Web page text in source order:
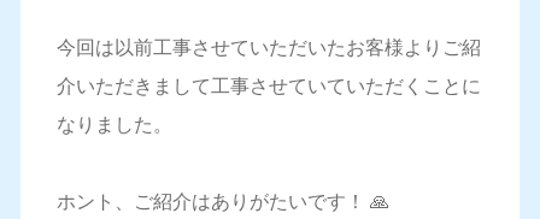
今回は以前工事させていただいたお客様よりご紹
介いただきまして工事させていていただくことに
なりました。
ホント、ご紹介はありがたいです！ 🙏